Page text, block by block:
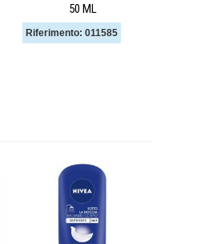
50 ML
Riferimento: 011585